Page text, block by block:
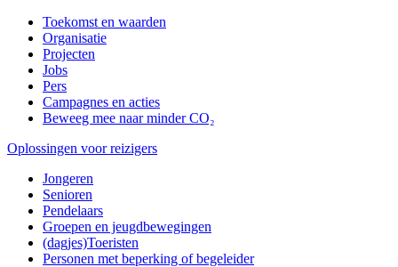
Toekomst en waarden
Organisatie
Projecten
Jobs
Pers
Campagnes en acties
Beweeg mee naar minder CO₂
Oplossingen voor reizigers
Jongeren
Senioren
Pendelaars
Groepen en jeugdbewegingen
(dagjes)Toeristen
Personen met beperking of begeleider